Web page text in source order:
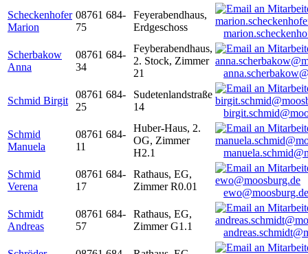
Scheckenhofer
Marion
08761 684-
75
Feyerabendhaus,
Erdgeschoss
Scherbakow
Anna
08761 684-
34
Feyberabendhaus,
2. Stock, Zimmer
21
Schmid Birgit
08761 684-
25
Sudetenlandstraße
14
Schmid
Manuela
08761 684-
11
Huber-Haus, 2.
OG, Zimmer
H2.1
Schmid
Verena
08761 684-
17
Rathaus, EG,
Zimmer R0.01
ewo@moosburg.de
Schmidt
Andreas
08761 684-
57
Rathaus, EG,
Zimmer G1.1